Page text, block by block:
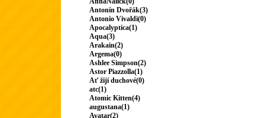
Antonín Dvořák(3)
Antonio Vivaldi(0)
Apocalyptica(1)
Aqua(3)
Arakain(2)
Argema(0)
Ashlee Simpson(2)
Astor Piazzolla(1)
Ať žijí duchové(0)
atc(1)
Atomic Kitten(4)
augustana(1)
Avatar(2)